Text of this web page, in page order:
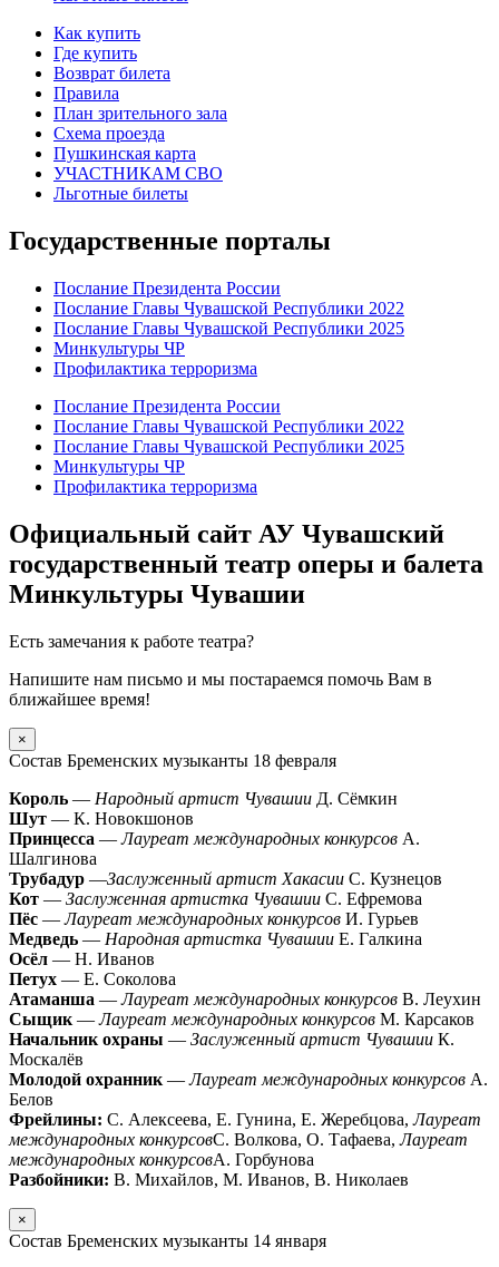
Как купить
Где купить
Возврат билета
Правила
План зрительного зала
Схема проезда
Пушкинская карта
УЧАСТНИКАМ СВО
Льготные билеты
Государственные порталы
Послание Президента России
Послание Главы Чувашской Республики 2022
Послание Главы Чувашской Республики 2025
Минкультуры ЧР
Профилактика терроризма
Послание Президента России
Послание Главы Чувашской Республики 2022
Послание Главы Чувашской Республики 2025
Минкультуры ЧР
Профилактика терроризма
Официальный сайт АУ Чувашский
государственный театр оперы и балета
Минкультуры Чувашии
Есть замечания к работе театра?
Напишите нам письмо и мы постараемся помочь Вам в
ближайшее время!
×
Состав Бременских музыканты 18 февраля
Король — Народный артист Чувашии Д. Сёмкин
Шут — К. Новокшонов
Принцесса —Лауреат международных конкурсов А.
Шалгинова
Трубадур —Заслуженный артист Хакасии С. Кузнецов
Кот — Заслуженная артистка Чувашии С. Ефремова
Пёс —Лауреат международных конкурсов И. Гурьев
Медведь — Народная артистка Чувашии Е. Галкина
Осёл — Н. Иванов
Петух — Е. Соколова
Атаманша —Лауреат международных конкурсов В. Леухин
Сыщик —Лауреат международных конкурсов М. Карсаков
Начальник охраны — Заслуженный артист Чувашии К.
Москалёв
Молодой охранник —Лауреат международных конкурсов А.
Белов
Фрейлины: С. Алексеева, Е. Гунина, Е. Жеребцова,Лауреат
международных конкурсовС. Волкова, О. Тафаева,Лауреат
международных конкурсовА. Горбунова
Разбойники: В. Михайлов, М. Иванов, В. Николаев
×
Состав Бременских музыканты 14 января